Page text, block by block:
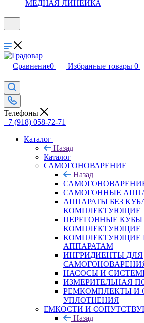
МЕДНАЯ ЛИНЕЙКА
Сравнение0 Избранные товары 0
Телефоны
+7 (918) 058-72-71
Каталог
Назад
Каталог
САМОГОНОВАРЕНИЕ
Назад
САМОГОННЫЕ
АППАРАТЫ БЕЗ
КОМПЛЕКТУЮЩИЕ
ПЕРЕГОННЫЕ КУБЫ
КОМПЛЕКТУЮЩИЕ
КОМПЛЕКТУЮЩИЕ
АППАРАТАМ
ИНГРИДИЕНТЫ ДЛЯ
НАСОСЫ И
ИЗМЕРИТЕЛЬНАЯ
РЕМКОМПЛЕКТЫ И
УПЛОТНЕНИЯ
ЕМКОСТИ И
Назад